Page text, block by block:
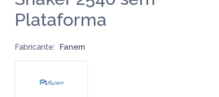
Plataforma
Fabricante: Fanem